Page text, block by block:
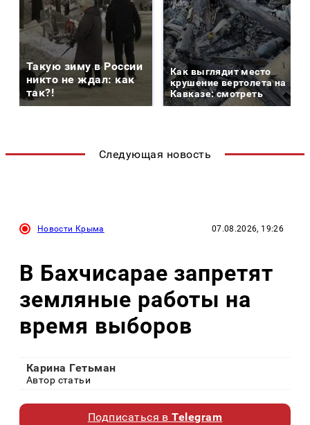
Такую зиму в России
никто не ждал: как
так?!
Как выглядит место
крушение вертолета на
Кавказе: смотреть
Следующая новость
Новости Крыма 07.08.2026, 19:26
В Бахчисарае запретят
земляные работы на
время выборов
Карина Гетьман
Автор статьи
Подписаться вTelegram